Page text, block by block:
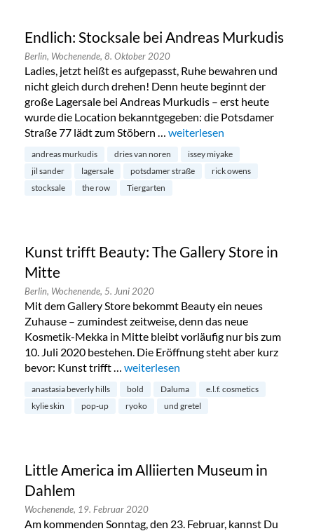
Endlich: Stocksale bei Andreas Murkudis
Berlin, Wochenende, 8. Oktober 2020
Ladies, jetzt heißt es aufgepasst, Ruhe bewahren und
nicht gleich durch drehen! Denn heute beginnt der
große Lagersale bei Andreas Murkudis – erst heute
wurde die Location bekanntgegeben: die Potsdamer
Straße 77 lädt zum Stöbern … „Endlich: Stocksale bei
weiterlesen
andreas murkudis dries van noren
issey miyake
jil sander
lagersale potsdamer straße
rick owens
stocksale
the row Tiergarten
Kunst trifft Beauty: The Gallery Store in
Mitte
Berlin, Wochenende, 5. Juni 2020
Mit dem Gallery Store bekommt Beauty ein neues
Zuhause – zumindest zeitweise, denn das neue
Kosmetik-Mekka in Mitte bleibt vorläufig nur bis zum
10. Juli 2020 bestehen. Die Eröffnung steht aber kurz
bevor: Kunst trifft … „Kunst trifft Beauty: The Gallery Store
weiterlesen
anastasia beverly hills bold Daluma
e.l.f. cosmetics
kylie skin
pop-up ryoko und gretel
Little America im Alliierten Museum in
Dahlem
Wochenende, 19. Februar 2020
Am kommenden Sonntag, den 23. Februar, kannst Du